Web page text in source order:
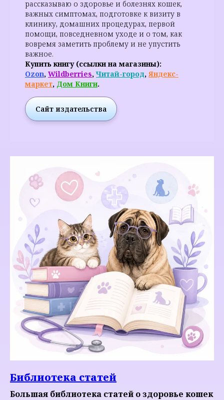
рассказываю о здоровье и болезнях кошек,
важных симптомах, подготовке к визиту в
клинику, домашних процедурах, первой
помощи, повседневном уходе и о том, как
вовремя заметить проблему и не упустить
важное.
Купить книгу (ссылки на магазины):
Ozon, Wildberries,Читай-город, Яндекс-
маркет, Дом Книги.
Сайт издательства
Библиотека статей
Большая библиотека статей о здоровье кошек